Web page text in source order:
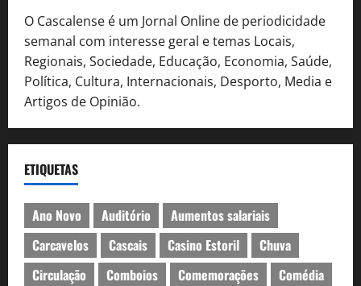
O Cascalense é um Jornal Online de periodicidade
semanal com interesse geral e temas Locais,
Regionais, Sociedade, Educação, Economia, Saúde,
Política, Cultura, Internacionais, Desporto, Media e
Artigos de Opinião.
ETIQUETAS
Ano Novo Auditório
Aumentos salariais
Carcavelos
Cascais Casino Estoril
Chuva
Circulação
Comboios Comemorações
Comédia